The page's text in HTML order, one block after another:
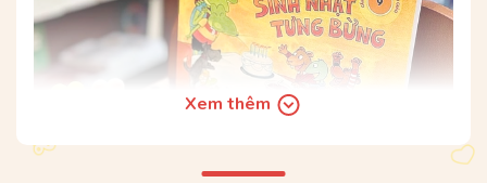
Xem thêm